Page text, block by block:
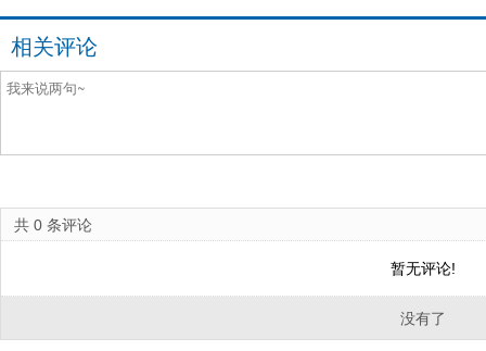
相关评论
共 0 条评论
暂无评论!
没有了